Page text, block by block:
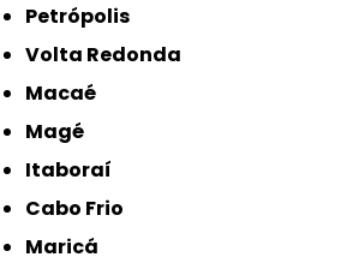
Petrópolis
Volta Redonda
Macaé
Magé
Itaboraí
Cabo Frio
Maricá